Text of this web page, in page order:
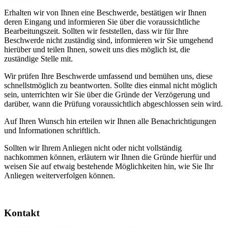
Erhalten wir von Ihnen eine Beschwerde, bestätigen wir Ihnen
deren Eingang und informieren Sie über die voraussichtliche
Bearbeitungszeit. Sollten wir feststellen, dass wir für Ihre
Beschwerde nicht zuständig sind, informieren wir Sie umgehend
hierüber und teilen Ihnen, soweit uns dies möglich ist, die
zuständige Stelle mit.
Wir prüfen Ihre Beschwerde umfassend und bemühen uns, diese
schnellstmöglich zu beantworten. Sollte dies einmal nicht möglich
sein, unterrichten wir Sie über die Gründe der Verzögerung und
darüber, wann die Prüfung voraussichtlich abgeschlossen sein wird.
Auf Ihren Wunsch hin erteilen wir Ihnen alle Benachrichtigungen
und Informationen schriftlich.
Sollten wir Ihrem Anliegen nicht oder nicht vollständig
nachkommen können, erläutern wir Ihnen die Gründe hierfür und
weisen Sie auf etwaig bestehende Möglichkeiten hin, wie Sie Ihr
Anliegen weiterverfolgen können.
Kontakt